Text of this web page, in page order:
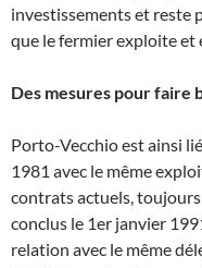
investissements et reste
que le fermier exploite
Des mesures pour faire
Porto-Vecchio est ainsi
1981 avec le même
contrats actuels,
conclus le 1er janvier
relation avec le même